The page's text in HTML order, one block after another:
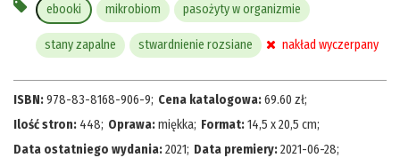
ebooki mikrobiom pasożyty w organizmie
stany zapalne stwardnienie rozsiane nakład wyczerpany
ISBN:978-83-8168-906-9; Cena katalogowa:69.60 zł;
Ilość stron: 448; Oprawa:miękka; Format:14,5 x 20,5 cm;
Data ostatniego wydania:2021; Data premiery:2021-06-28;